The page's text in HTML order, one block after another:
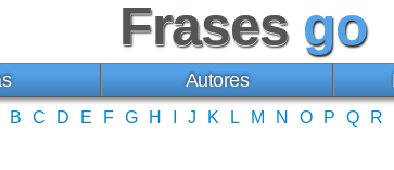
Frases go
Autores
B C D E F G H J K L M N O P Q R